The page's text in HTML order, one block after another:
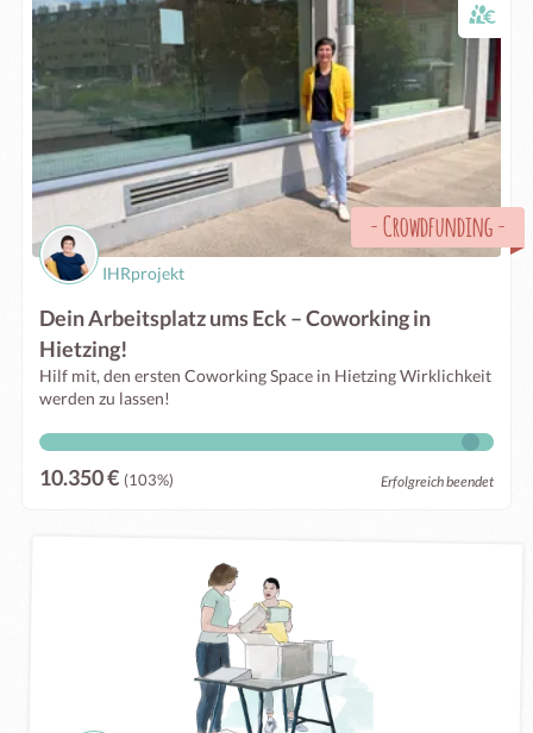
-Crowdfunding-
IHRprojekt
Dein Arbeitsplatz ums Eck – Coworking in
Hietzing!
Hilf mit, den ersten Coworking Space in Hietzing Wirklichkeit
werden zu lassen!
10.350 € (103%) Erfolgreich beendet